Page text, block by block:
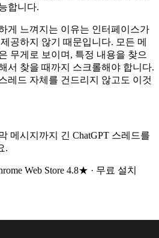
합니다.
게 느껴지는 이유는 인터페이스가
공하지 않기 때문입니다. 모든 메
무게로 보이며, 특정 내용을 찾으
서 찾을 때까지 스크롤해야 합니다.
레드 자체를 건드리지 않고도 이것
메시지까지 긴 ChatGPT 스레드를
.
Web Store 4.8★ · 무료 설치